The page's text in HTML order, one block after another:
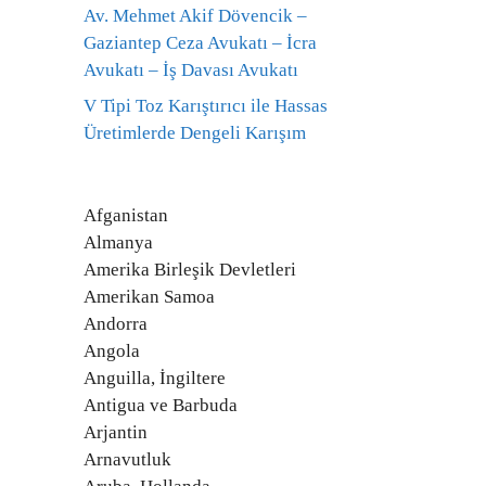
Av. Mehmet Akif Dövencik –
Gaziantep Ceza Avukatı – İcra
Avukatı – İş Davası Avukatı
V Tipi Toz Karıştırıcı ile Hassas
Üretimlerde Dengeli Karışım
Afganistan
Almanya
Amerika Birleşik Devletleri
Amerikan Samoa
Andorra
Angola
Anguilla, İngiltere
Antigua ve Barbuda
Arjantin
Arnavutluk